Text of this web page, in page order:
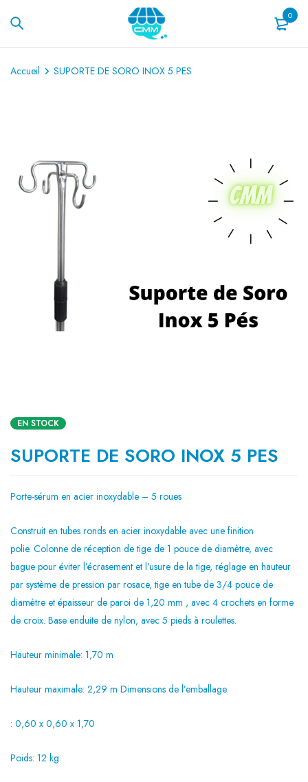
0
Accueil SUPORTE DE SORO INOX 5 PES
EN STOCK
SUPORTE DE SORO INOX 5 PES
Porte-sérum en acier inoxydable – 5 roues
Construit en tubes ronds en acier inoxydable avec une finition
polie. Colonne de réception de tige de 1 pouce de diamètre, avec
bague pour éviter l’écrasement et l’usure de la tige, réglage en hauteur
par système de pression par rosace, tige en tube de 3/4 pouce de
diamètre et épaisseur de paroi de 1,20 mm , avec 4 crochets en forme
de croix. Base enduite de nylon, avec 5 pieds à roulettes.
Hauteur minimale: 1,70 m
Hauteur maximale: 2,29 m Dimensions de l’emballage
: 0,60 x 0,60 x 1,70
Poids: 12 kg.